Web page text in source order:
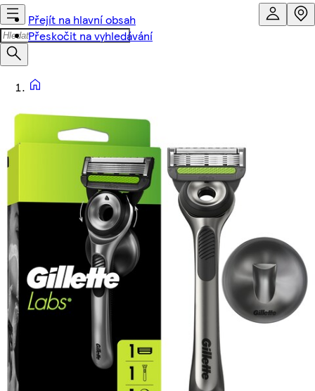
Přejít na hlavní obsah
Přeskočit na vyhledávání